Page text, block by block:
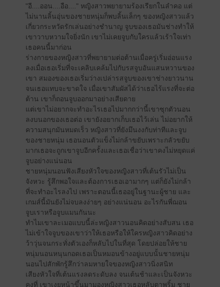
"อี....ออน....อือ...." หญิงสาวพยายามร้องเรียกในลำคอ แต่
ไม่นานลิ้นอุ่นของชายหนุ่มก็พบลิ้นเล็กๆ ของหญิงสาวแล้ว
เกี่ยวกระหวัดรักเล่นอย่างชำนาญ จูบของเธอมันช่างทำให้
เขาวาบหวามใจยิ่งนัก เขาไม่เคยจูบกับใครแล้วเร้าใจเท่า
เธอคนนี้มาก่อน
ร่างกายของหญิงสาวที่พยายามต่อต้านเมื่อครู่เริ่มอ่อนแรง
ลงเมื่อเธอเริ่มที่จะเคลิบเคล้มไปกับรสจูบอันแสนหวานของ
เขา สมองของเธอเริ่มว่างเปล่ารสจูบของเขาช่างยาวนาน
จนเธอแทบจะขาดใจ เมื่อเขาสัมผัสได้ว่าเธอไร้แรงที่จะต่อ
ต้าน เขาก็ถอนจูบออกมาอย่างเสียดาย
แต่เขาไม่อยากจะทำอะไรเธอไปมากกว่านี้เขาซุกตัวนอน
ลงบนอกของเธอต่อ เขายังอยากเก็บเธอไว้เล่น ไม่อยากให้
ความสนุกมันหมดเร็ว หญิงสาวที่ยังมึนงงกับท่าทีและจูบ
ของชายหนุ่ม เธอนอนตัวแข็งไม่กล้าขยับเพราะกลัวขยับ
มากเธอจะถูกเขาจูบอีกครั้งและเธอเชื่อว่าเขาคงไม่หยุดแค่
จูบอย่างแน่นอน
ชายหนุ่มนอนฟังเสียงหัวใจของหญิงสาวที่เต้นรัวไม่เป็น
จังหวะ รู้สึกพอใจและต้องการเธอเอามากๆ แต่ก็ยังไม่กล้า
ที่จะทำอะไรลงไป เพราะตอนนี้เธออยู่ในฐานะผู้ชาย และ
เกมส์นี้มันยังไม่จบลงง่ายๆ อย่างแน่นอน อะไรกันพี่ฌอน
จูบเราหรือจูบแมนกันนะ
ทำไมเขาละเมอแบบนี้ล่ะหญิงสาวนอนคิดอย่างสับสน เธอ
ไม่เข้าใจจูบของเขาว่าให้เธอหรือให้ใครหญิงสาวคิดอย่าง
ว้าวุ่นจนกระทั่งตัวเองก็หลับไปในที่สุด โดยปล่อยให้ชาย
หนุ่มนอนหนุนกอดเธอเป็นหมอนข้างอยู่แบบนั้นชายหนุ่ม
นอนไปสักพักรู้สึกว่าลมหายใจของหญิงสาวนิ่งสนิท
เสียงหัวใจที่เต้นแรงลดระดับลง จนเต้นช้าและเป็นจังหวะ
คงที่ เขาเงยหน้าขึ้นมามองหญิงสาวเธอหลับตาพริ้ม ชาย